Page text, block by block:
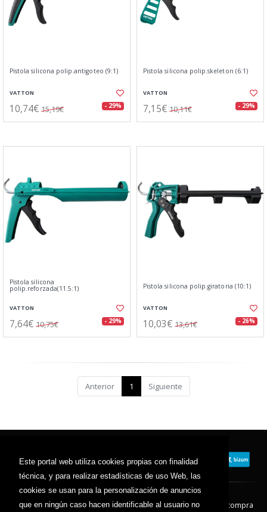
Este portal web utiliza cookies propias con finalidad
técnica, y para realizar estadísticas de uso Web, las
cookies se usan para la personalización de anuncios
que en ningún caso hacen identificable al usuario no
Pistola silicona polip.antigoteo (9:1)
VATTON
10,74€ 15,19€ - 29%
Pistola silicona polip.skeleton (6:1)
VATTON
7,15€ 10,11€ - 29%
Pistola silicona
polip.reforzada(11.5:1)
VATTON
7,64€ 10,75€ - 29%
Pistola silicona polip.giratoria (10:1)
VATTON
10,03€ 13,61€ - 26%
Anterior 1 Siguiente
Contacto Aviso Legal Condiciones de compra